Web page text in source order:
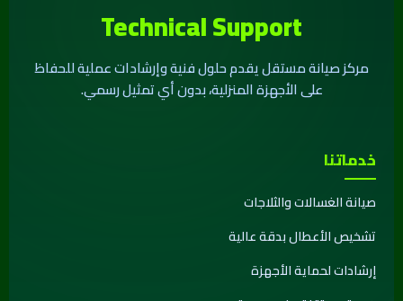
Technical Support
مركز صيانة مستقل يقدم حلول فنية وإرشادات عملية للحفاظ
على الأجهزة المنزلية، بدون أي تمثيل رسمي.
خدماتنا
صيانة الغسالات والثلاجات
تشخيص الأعطال بدقة عالية
إرشادات لحماية الأجهزة